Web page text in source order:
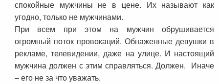
спокойные мужчины не в цене. Их называют как
угодно, только не мужчинами.
При всем при этом на мужчин обрушивается
огромный поток провокаций. Обнаженные девушки в
рекламе, телевидении, даже на улице. И настоящий
мужчина должен с этим справляться. Должен. Иначе
– его не за что уважать.